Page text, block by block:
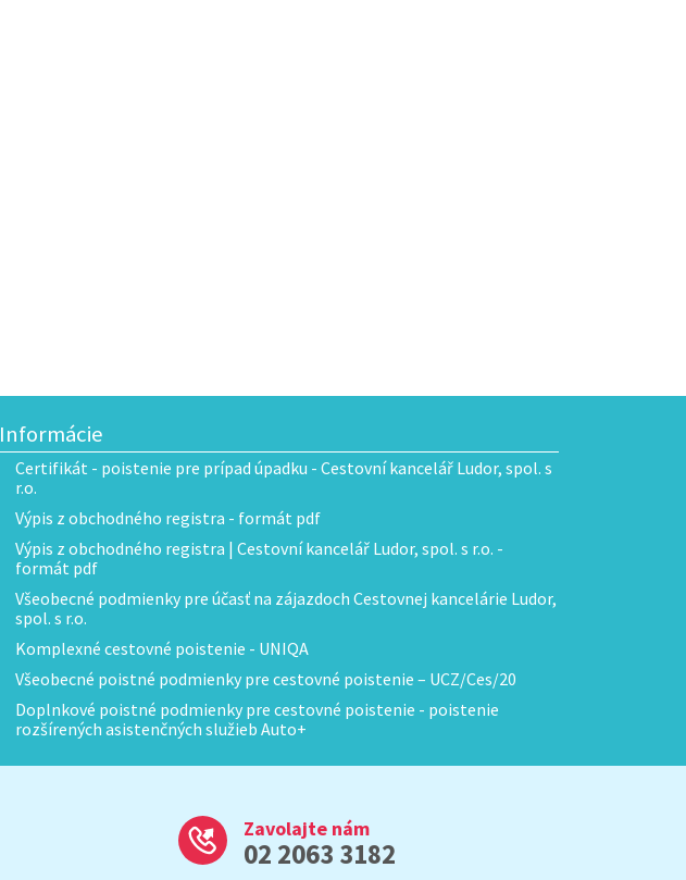
Informácie
Certifikát - poistenie pre prípad úpadku - Cestovní kancelář Ludor, spol. s
r.o.
Výpis z obchodného registra - formát pdf
Výpis z obchodného registra | Cestovní kancelář Ludor, spol. s r.o. -
formát pdf
Všeobecné podmienky pre účasť na zájazdoch Cestovnej kancelárie Ludor,
spol. s r.o.
Komplexné cestovné poistenie - UNIQA
Všeobecné poistné podmienky pre cestovné poistenie – UCZ/Ces/20
Doplnkové poistné podmienky pre cestovné poistenie - poistenie
rozšírených asistenčných služieb Auto+
Zavolajte nám
02 2063 3182